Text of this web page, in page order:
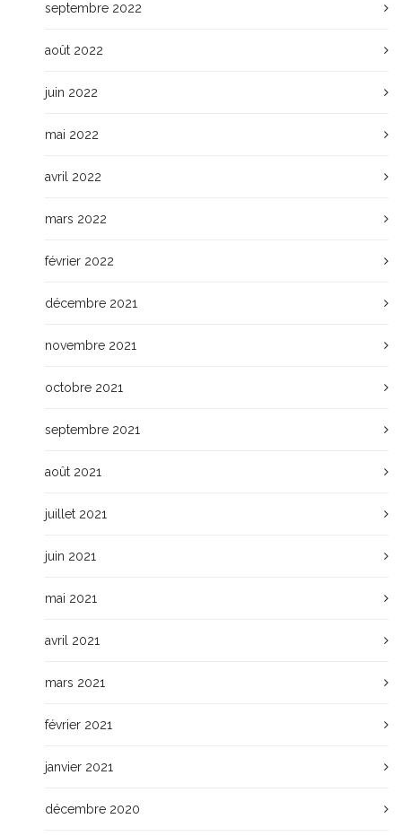
septembre 2022
août 2022
juin 2022
mai 2022
avril 2022
mars 2022
février 2022
décembre 2021
novembre 2021
octobre 2021
septembre 2021
août 2021
juillet 2021
juin 2021
mai 2021
avril 2021
mars 2021
février 2021
janvier 2021
décembre 2020